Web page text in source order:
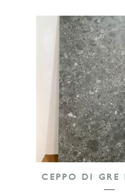
CEPPO DI GRE